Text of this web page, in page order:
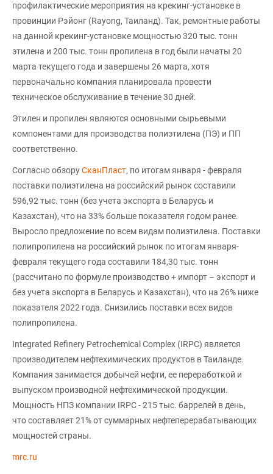
профилактические мероприятия на крекинг-установке в
провинции Рэйонг (Rayong, Таиланд). Так, ремонтные работы
на данной крекинг-установке мощностью 320 тыс. тонн
этилена и 200 тыс. тонн пропилена в год были начаты 20
марта текущего года и завершены 26 марта, хотя
первоначально компания планировала провести
техническое обслуживание в течение 30 дней.
Этилен и пропилен являются основными сырьевыми
компонентами для производства полиэтилена (ПЭ) и ПП
соответственно.
Согласно обзоруСканПласт, по итогам января - февраля
поставки полиэтилена на российский рынок составили
596,92 тыс. тонн (без учета экспорта в Беларусь и
Казахстан), что на 33% больше показателя годом ранее.
Выросло предложение по всем видам полиэтилена. Поставки
полипропилена на российский рынок по итогам января-
февраля текущего года составили 184,30 тыс. тонн
(рассчитано по формуле производство + импорт – экспорт и
без учета экспорта в Беларусь и Казахстан), что на 26% ниже
показателя 2022 года. Снизились поставки всех видов
полипропилена.
Integrated Refinery Petrochemical Complex (IRPC) является
производителем нефтехимических продуктов в Таиланде.
Компания занимается добычей нефти, ее переработкой и
выпуском производной нефтехимической продукции.
Мощность НПЗ компании IRPC - 215 тыс. баррелей в день,
что составляет 21% от суммарных нефтеперерабатывающих
мощностей страны.
mrc.ru